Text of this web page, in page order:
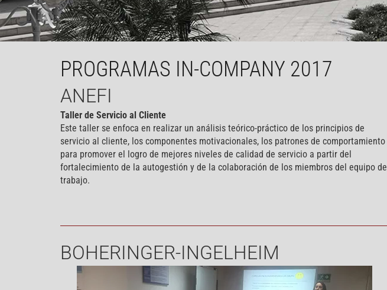
PROGRAMAS IN-COMPANY 2017
ANEFI
Taller de Servicio al Cliente
Este taller se enfoca en realizar un análisis teórico-práctico de los principios de
servicio al cliente, los componentes motivacionales, los patrones de comportamiento
para promover el logro de mejores niveles de calidad de servicio a partir del
fortalecimiento de la autogestión y de la colaboración de los miembros del equipo de
trabajo.
BOHERINGER-INGELHEIM